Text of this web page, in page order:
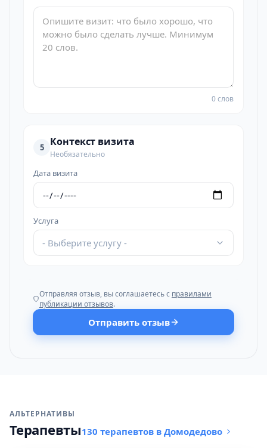
0 слов
5 Контекст визита
Необязательно
Дата визита
Услуга
- Выберите услугу -
Отправляя отзыв, вы соглашаетесь с правилами
публикации отзывов.
Отправить отзыв
АЛЬТЕРНАТИВЫ
Терапевты130 терапевтов в Домодедово